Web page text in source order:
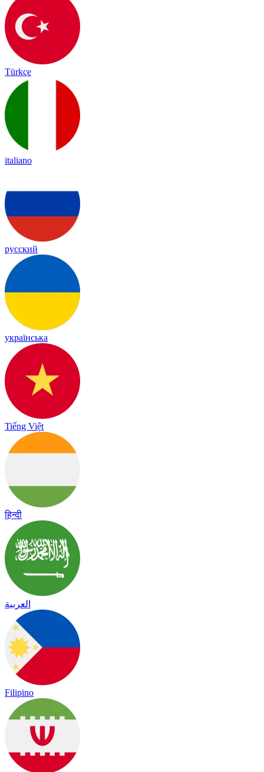
Türkçe
italiano
русский
українська
Tiếng Việt
हिन्दी
العربية
Filipino